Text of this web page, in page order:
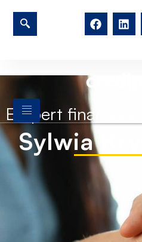
Ekspert finansowy
Sylwia